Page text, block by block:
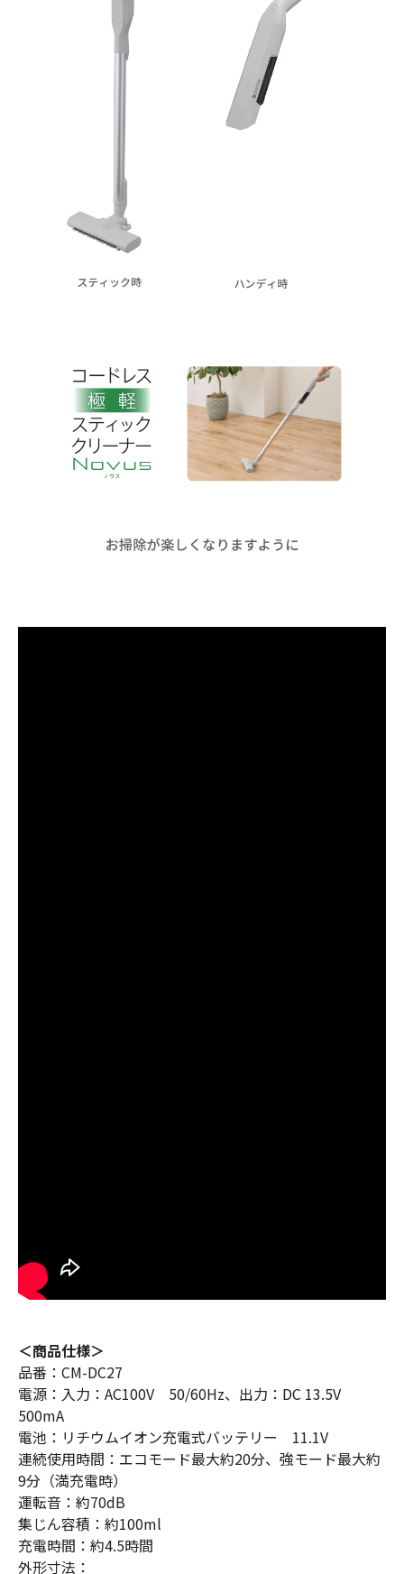
＜商品仕様＞
品番：CM-DC27
電源：入力：AC100V 50/60Hz、出力：DC 13.5V
500mA
電池：リチウムイオン充電式バッテリー 11.1V
連続使用時間：エコモード最大約20分、強モード最大約
9分（満充電時）
運転音：約70dB
集じん容積：約100ml
充電時間：約4.5時間
外形寸法：